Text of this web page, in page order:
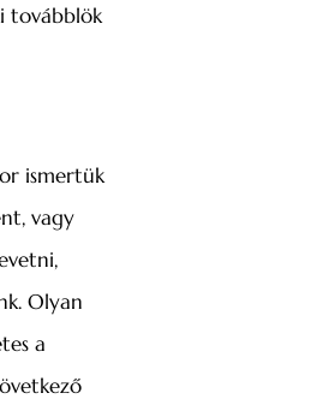
továbblök
ismertük
vagy
Olyan
a